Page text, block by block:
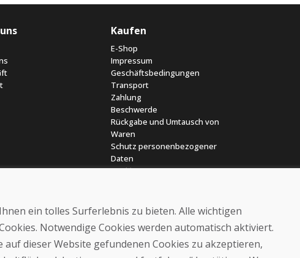
Kaufen
E-Shop
Impressum
Geschäftsbedingungen
Transport
Zahlung
Beschwerde
Rückgabe und Umtausch von
Waren
Schutz personenbezogener
Daten
Cookies
ein tolles Surferlebnis zu bieten. Alle wichtigen
Notwendige Cookies werden automatisch aktiviert.
auf dieser Website gefundenen Cookies zu akzeptieren,